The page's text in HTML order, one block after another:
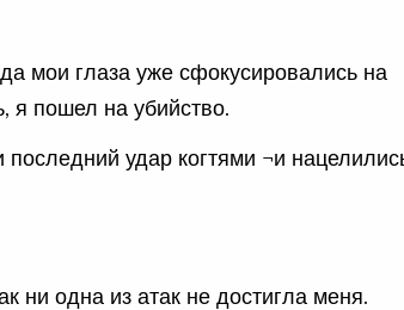
мои глаза уже сфокусировались на
я пошел на убийство.
удар когтями ¬и
ни одна из атак не достигла меня.